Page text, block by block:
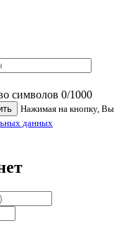
символов 0/1000
Нажимая на кнопку, Вы
данных